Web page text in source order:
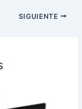
SIGUIENTE